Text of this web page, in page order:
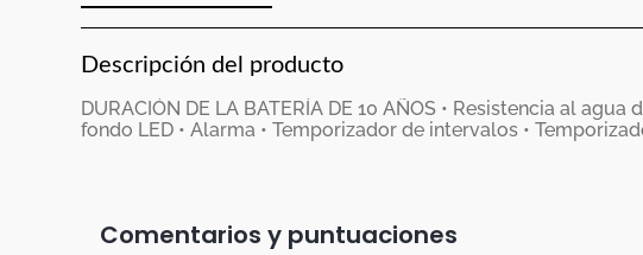
Descripción del producto
DURACIÓN DE LA BATERÍA DE 10 AÑOS • Resistencia al agua
fondo LED • Alarma • Temporizador de intervalos •
Comentarios